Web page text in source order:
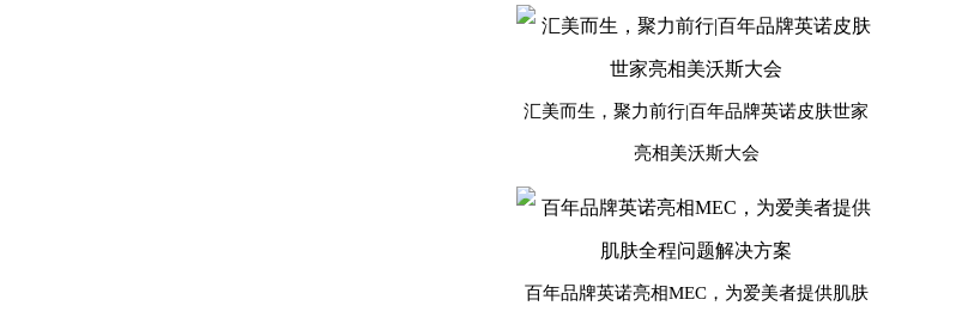
汇美而生，聚力前行|百年品牌英诺皮肤世家
亮相美沃斯大会
百年品牌英诺亮相MEC，为爱美者提供肌肤